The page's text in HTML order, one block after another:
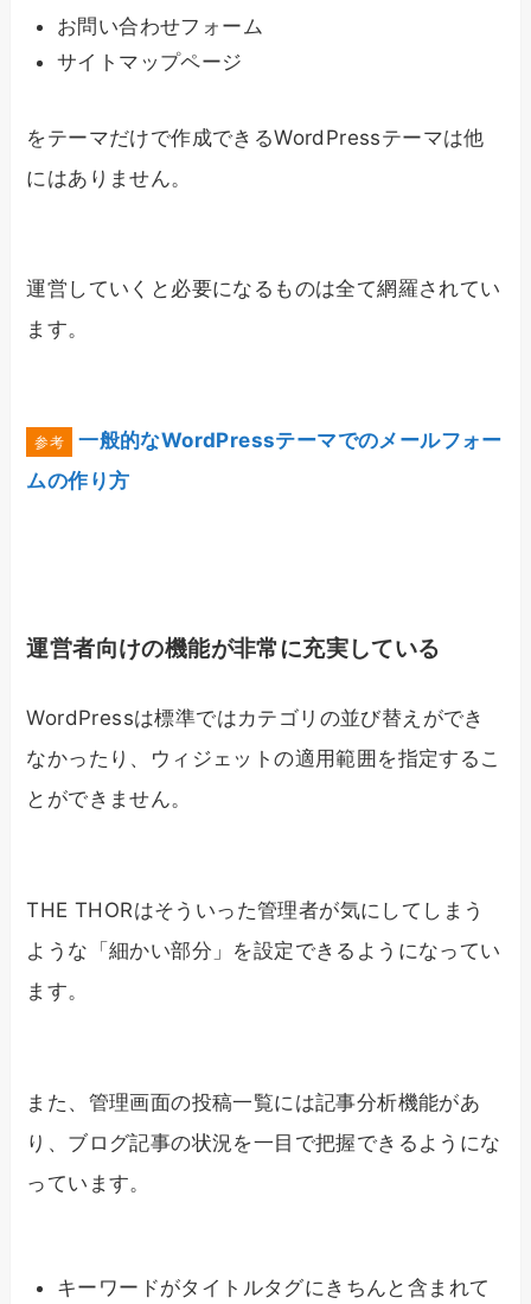
お問い合わせフォーム
サイトマップページ
をテーマだけで作成できるWordPressテーマは他
にはありません。
運営していくと必要になるものは全て網羅されてい
ます。
一般的なWordPressテーマでのメールフォー
ムの作り方
運営者向けの機能が非常に充実している
WordPressは標準ではカテゴリの並び替えができ
なかったり、ウィジェットの適用範囲を指定するこ
とができません。
THE THORはそういった管理者が気にしてしまう
ような「細かい部分」を設定できるようになってい
ます。
また、管理画面の投稿一覧には記事分析機能があ
り、ブログ記事の状況を一目で把握できるようにな
っています。
キーワードがタイトルタグにきちんと含まれて